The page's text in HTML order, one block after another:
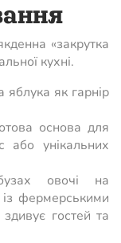
«закрутка
кухні.
яблука як гарнір
основа для
або унікальних
овочі на
фермерськими
гостей та